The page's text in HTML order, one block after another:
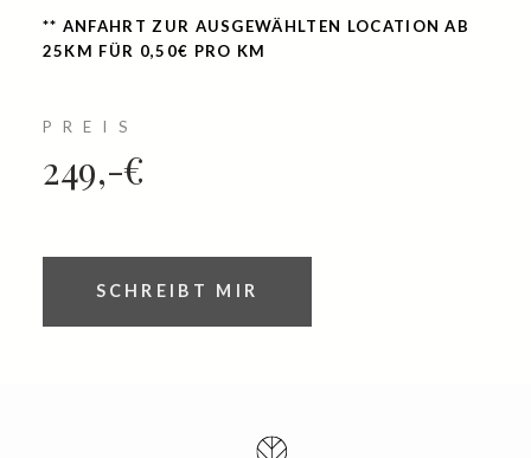
** ANFAHRT ZUR AUSGEWÄHLTEN LOCATION AB
25KM FÜR 0,50€ PRO KM
PREIS
SCHREIBT MIR
249,-€